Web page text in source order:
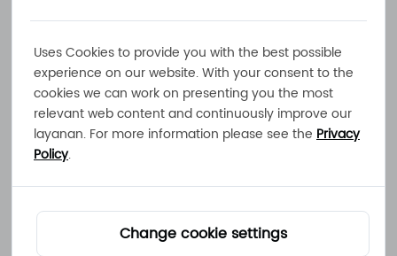
Tahun-Tahun
Pengalaman
Tempat Produksi
Independen
100+
Karyawan Negara Penjualan
Uses Cookies to provide you with the best possible
experience on our website. With your consent to the
cookies we can work on presenting you the most
relevant web content and continuously improve our
layanan. For more information please see the Privacy
Policy.
Change cookie settings